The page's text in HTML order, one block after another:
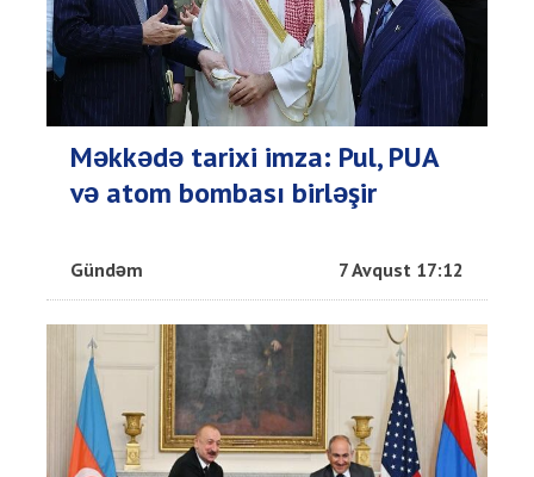
Məkkədə tarixi imza: Pul, PUA
və atom bombası birləşir
Gündəm 7 Avqust 17:12